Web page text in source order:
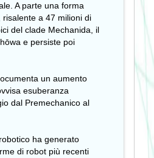
A parte una forma
risalente a 47 milioni di
del clade Mechanida, il
e persiste poi
un aumento
esuberanza
dal Premechanico al
ha generato
di robot più recenti